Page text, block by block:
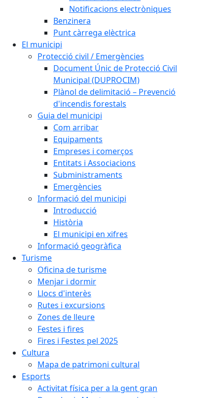
Notificacions electròniques
Benzinera
Punt càrrega elèctrica
El municipi
Protecció civil / Emergències
Document Únic de Protecció Civil
Municipal (DUPROCIM)
Plànol de delimitació – Prevenció
d'incendis forestals
Guia del municipi
Com arribar
Equipaments
Empreses i comerços
Entitats i Associacions
Subministraments
Emergències
Informació del municipi
Introducció
Història
El municipi en xifres
Informació geogràfica
Turisme
Oficina de turisme
Menjar i dormir
Llocs d'interès
Rutes i excursions
Zones de lleure
Festes i fires
Fires i Festes pel 2025
Cultura
Mapa de patrimoni cultural
Esports
Activitat física per a la gent gran